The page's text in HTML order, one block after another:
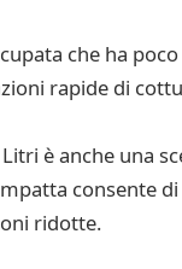
che ha
rapide di
è anche una
consente
ridotte.